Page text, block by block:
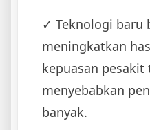
✓ Teknologi baru
meningkatkan
kepuasan pesakit
menyebabkan
banyak.